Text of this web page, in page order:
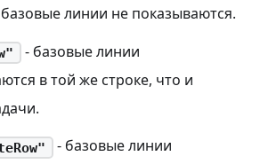
линии не показываются.
- базовые линии
в той же строке, что и
- базовые линии